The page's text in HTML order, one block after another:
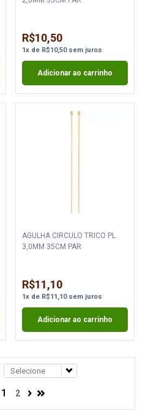
R$10,50
1xde R$10,50sem juros
Adicionar ao carrinho
AGULHA CIRCULO TRICO PL
3,0MM 35CM PAR
R$11,10
1xde R$11,10sem juros
Adicionar ao carrinho
1 2